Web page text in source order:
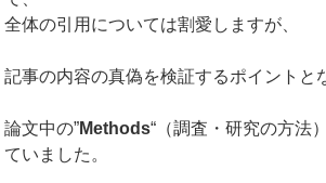
全体の引用については割愛しますが、
記事の内容の真偽を検証するポイントと
論文中の”Methods“（調査・研究の方法
ていました。